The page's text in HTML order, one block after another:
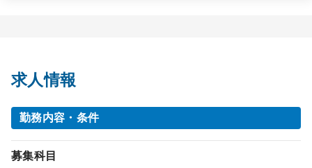
求人情報
勤務内容・条件
募集科目